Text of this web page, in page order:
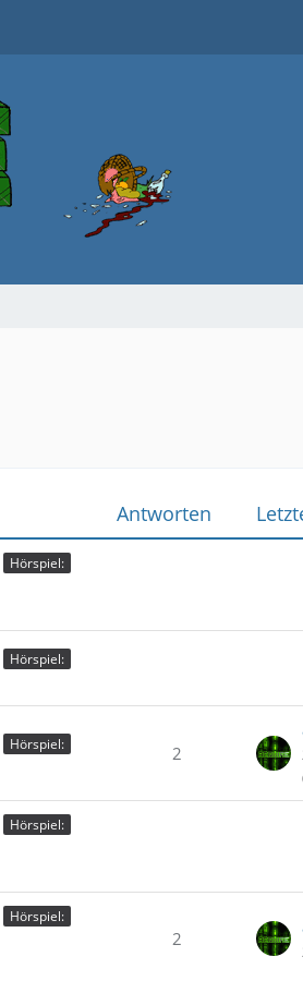
Antworten
Hörspiel:
Hörspiel:
Hörspiel: 2
Hörspiel:
Hörspiel:
2